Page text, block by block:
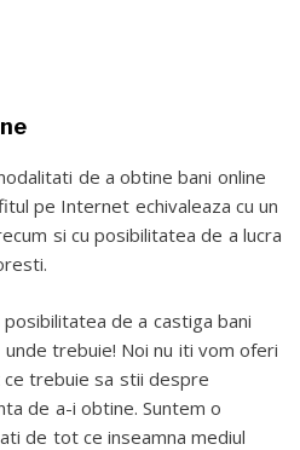
de a obtine bani online
pe Internet echivaleaza cu un
si cu posibilitatea de a lucra
de a castiga bani
unde trebuie! Noi nu iti vom oferi
trebuie sa stii despre
de a-i obtine. Suntem o
de tot ce inseamna mediul